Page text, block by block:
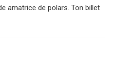
amatrice de polars. Ton billet